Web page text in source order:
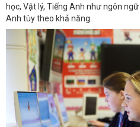
học, Vật lý, Tiếng Anh như ngôn
Anh tùy theo khả năng.